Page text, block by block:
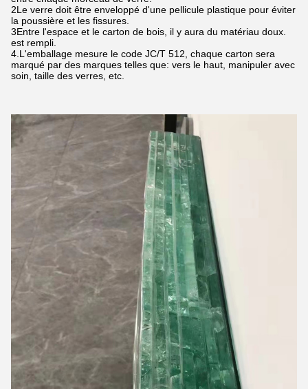
2Le verre doit être enveloppé d'une pellicule plastique pour éviter
la poussière et les fissures.
3Entre l'espace et le carton de bois, il y aura du matériau doux.
est rempli.
4.L'emballage mesure le code JC/T 512, chaque carton sera
marqué par des marques telles que: vers le haut, manipuler avec
soin, taille des verres, etc.